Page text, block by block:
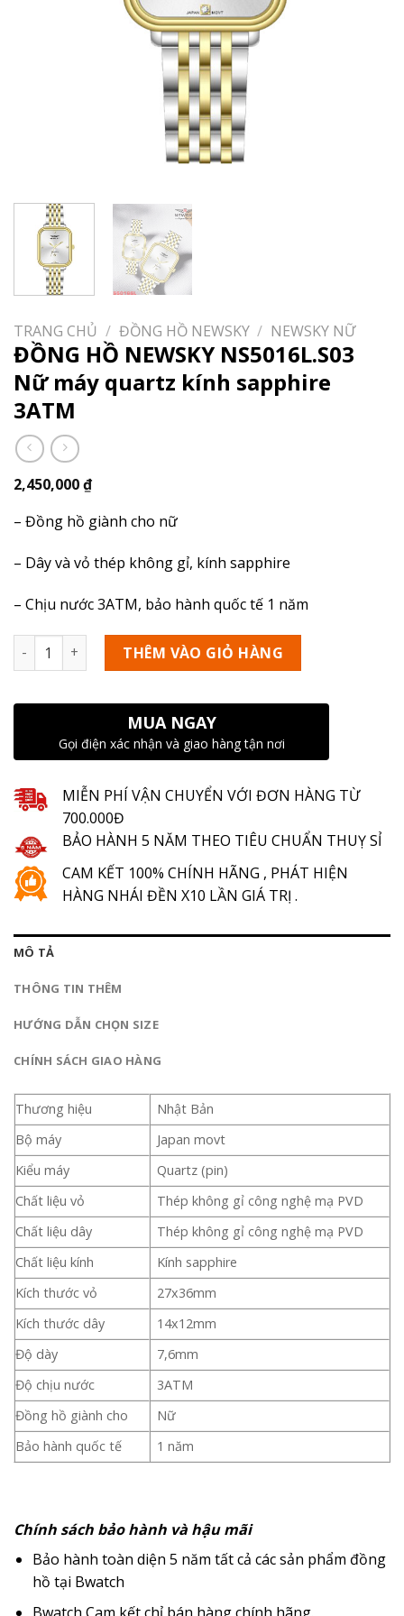
TRANG CHỦ / ĐỒNG HỒ NEWSKY / NEWSKY NỮ
ĐỒNG HỒ NEWSKY NS5016L.S03
Nữ máy quartz kính sapphire
3ATM
2,450,000₫
– Đồng hồ giành cho nữ
– Dây và vỏ thép không gỉ, kính sapphire
– Chịu nước 3ATM, bảo hành quốc tế 1 năm
Số lượng THÊM VÀO GIỎ HÀNG
MUA NGAY
Gọi điện xác nhận và giao hàng tận nơi
MIỄN PHÍ VẬN CHUYỂN VỚI ĐƠN HÀNG TỪ
700.000Đ
BẢO HÀNH 5 NĂM THEO TIÊU CHUẨN THUỴ SỈ
CAM KẾT 100% CHÍNH HÃNG , PHÁT HIỆN
HÀNG NHÁI ĐỀN X10 LẦN GIÁ TRỊ .
MÔ TẢ
THÔNG TIN THÊM
HƯỚNG DẪN CHỌN SIZE
CHÍNH SÁCH GIAO HÀNG
Thương hiệu
Nhật Bản
Bộ máy
Japan movt
Kiểu máy
Quartz (pin)
Chất liệu vỏ
Thép không gỉ công nghệ mạ PVD
Chất liệu dây
Thép không gỉ công nghệ mạ PVD
Chất liệu kính
Kính sapphire
Kích thước vỏ
27x36mm
Kích thước dây
14x12mm
Độ dày
7,6mm
Độ chịu nước
3ATM
Đồng hồ giành cho
Nữ
Bảo hành quốc tế
1 năm
Chính sách bảo hành và hậu mãi
Bảo hành toàn diện 5 năm tất cả các sản phẩm đồng
hồ tại Bwatch